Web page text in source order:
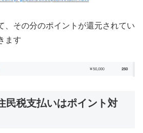
、その分のポイントが還元されてい
ます
民税支払いはポイント対